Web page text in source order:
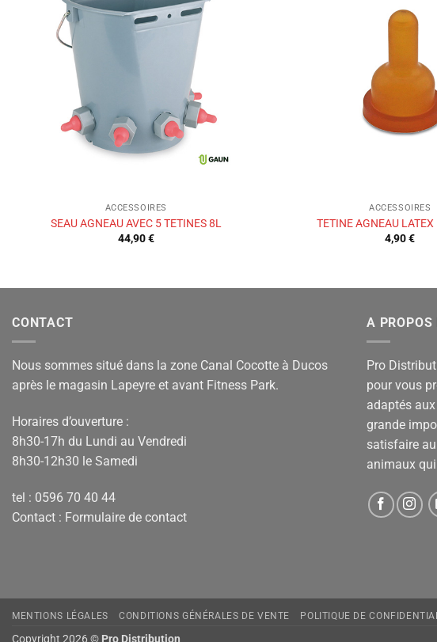
ACCESSOIRES
SEAU AGNEAU AVEC 5 TETINES 8L
44,90€
ACCESSOIRES
TETINE AGNEAU
4,90€
CONTACT
Nous sommes situé dans la zone Canal Cocotte à Ducos
après le magasin Lapeyre et avant Fitness Park.
Horaires d’ouverture :
8h30-17h du Lundi au Vendredi
8h30-12h30 le Samedi
tel : 0596 70 40 44
Contact : Formulaire de contact
A PROPOS
Pro
pour vous
adaptés
grande
satisfaire au
animaux
MENTIONS LÉGALES CONDITIONS GÉNÉRALES DE VENTE POLITIQUE DE